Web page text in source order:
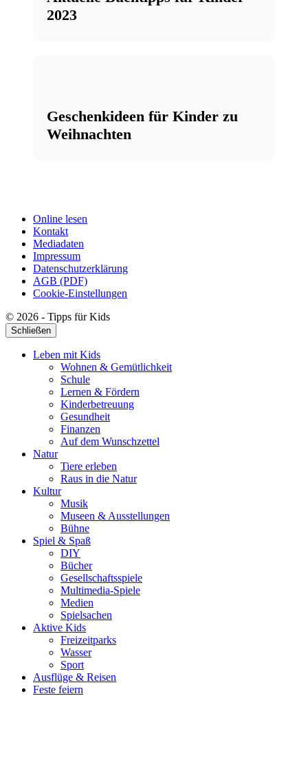
2023
Geschenkideen für Kinder zu
Weihnachten
Online lesen
Kontakt
Mediadaten
Impressum
Datenschutzerklärung
AGB (PDF)
Cookie-Einstellungen
© 2026 - Tipps für Kids
Schließen
Leben mit Kids
Wohnen & Gemütlichkeit
Schule
Lernen & Fördern
Kinderbetreuung
Gesundheit
Finanzen
Auf dem Wunschzettel
Natur
Tiere erleben
Raus in die Natur
Kultur
Musik
Museen & Ausstellungen
Bühne
Spiel & Spaß
DIY
Bücher
Gesellschaftsspiele
Multimedia-Spiele
Medien
Spielsachen
Aktive Kids
Freizeitparks
Wasser
Sport
Ausflüge & Reisen
Feste feiern